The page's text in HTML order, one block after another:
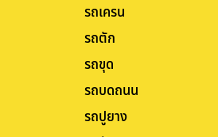
รถเครน
รถตัก
รถขุด
รถบดถนน
รถปูยาง